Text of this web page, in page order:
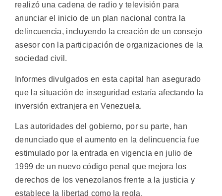
realizó una cadena de radio y televisión para
anunciar el inicio de un plan nacional contra la
delincuencia, incluyendo la creación de un consejo
asesor con la participación de organizaciones de la
sociedad civil.
Informes divulgados en esta capital han asegurado
que la situación de inseguridad estaría afectando la
inversión extranjera en Venezuela.
Las autoridades del gobierno, por su parte, han
denunciado que el aumento en la delincuencia fue
estimulado por la entrada en vigencia en julio de
1999 de un nuevo código penal que mejora los
derechos de los venezolanos frente a la justicia y
establece la libertad como la regla.